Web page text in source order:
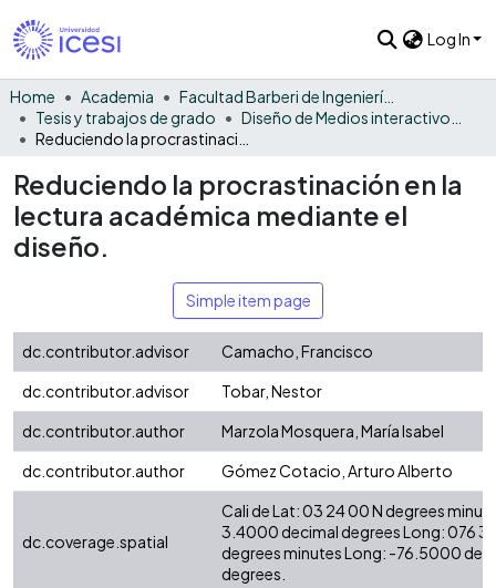
Log In
Home Academia
Facultad Barberi de Ingeniería, Diseño y Ciencias Aplicadas
Tesis y trabajos de grado
Reduciendo la procrastinación en la
lectura académica mediante el
diseño.
Simple item page
dc.contributor.advisor
Camacho, Francisco
dc.contributor.advisor
Tobar, Nestor
dc.contributor.author
Marzola Mosquera, María Isabel
dc.contributor.author
Gómez Cotacio, Arturo Alberto
dc.coverage.spatial
Cali de Lat: 03 24 00 N degrees
3.4000 decimal degrees Long: 076
degrees minutes Long: -76.5000
degrees.